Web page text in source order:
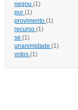
negou (1)
por (1)
provimento (1)
recurso (1)
se (1)
unanimidade (1)
votos (1)